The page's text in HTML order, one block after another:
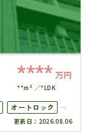
**** 万円
**m² *LDK
オートロック
更新日： 2026.08.06